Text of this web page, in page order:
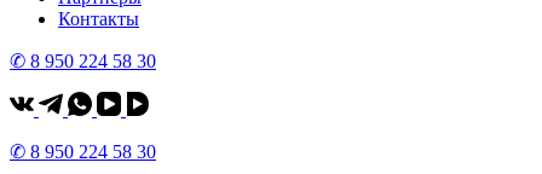
Контакты
✆ 8 950 224 58 30
✆ 8 950 224 58 30